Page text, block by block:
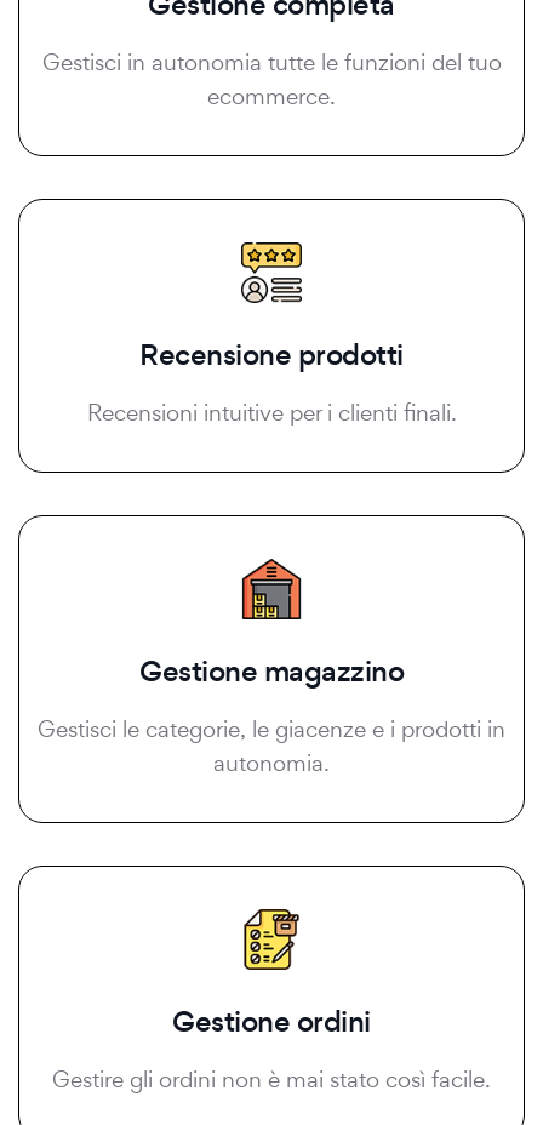
Gestisci in autonomia tutte le funzioni del tuo
ecommerce.
Recensione prodotti
Recensioni intuitive per i clienti finali.
Gestione magazzino
Gestisci le categorie, le giacenze e i prodotti in
autonomia.
Gestione ordini
Gestire gli ordini non è mai stato così facile.